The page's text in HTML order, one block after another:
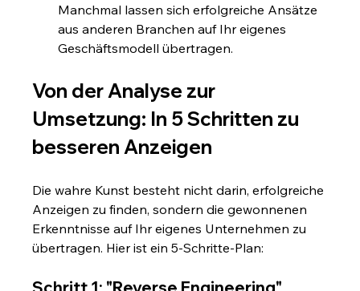
Manchmal lassen sich erfolgreiche Ansätze
aus anderen Branchen auf Ihr eigenes
Geschäftsmodell übertragen.
Von der Analyse zur
Umsetzung: In 5 Schritten zu
besseren Anzeigen
Die wahre Kunst besteht nicht darin, erfolgreiche
Anzeigen zu finden, sondern die gewonnenen
Erkenntnisse auf Ihr eigenes Unternehmen zu
übertragen. Hier ist ein 5-Schritte-Plan: